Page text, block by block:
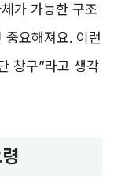
가 가능한 구조
요해져요. 이런
창구”라고 생각